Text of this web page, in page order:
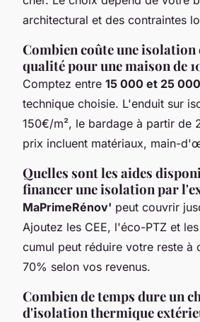
architectural et des contraintes
Combien coûte une isolation
qualité pour une maison de
Comptez entre 15 000 et 25
technique choisie. L'enduit sur
150€/m², le bardage à partir de
prix incluent matériaux, main-
Quelles sont les aides
financer une isolation par
MaPrimeRénov' peut couvrir
Ajoutez les CEE, l'éco-PTZ et
cumul peut réduire votre reste à
70% selon vos revenus.
Combien de temps dure un
d'isolation thermique